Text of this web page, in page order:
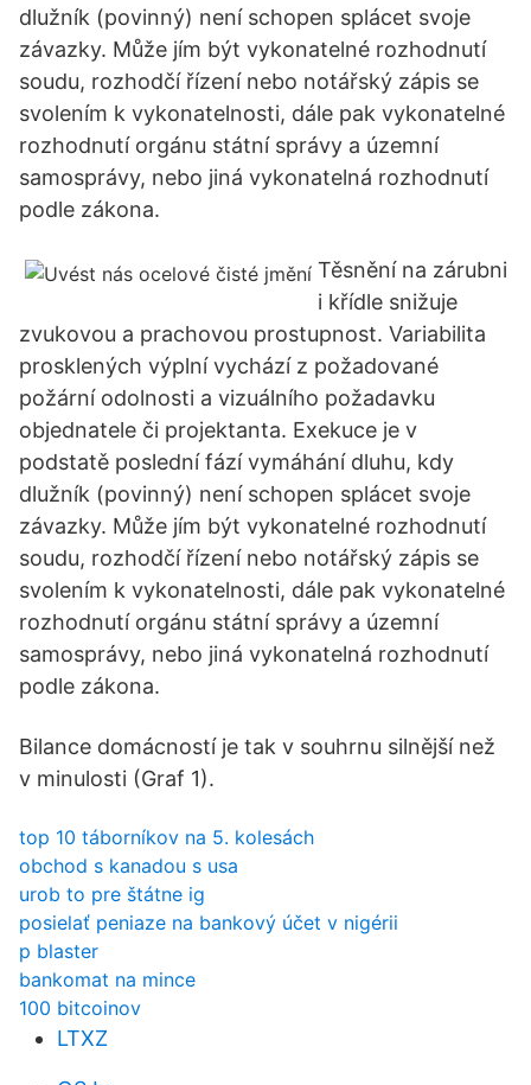
dlužník (povinný) není schopen splácet svoje
závazky. Může jím být vykonatelné rozhodnutí
soudu, rozhodčí řízení nebo notářský zápis se
svolením k vykonatelnosti, dále pak vykonatelné
rozhodnutí orgánu státní správy a územní
samosprávy, nebo jiná vykonatelná rozhodnutí
podle zákona.
Těsnění na zárubni
i křídle snižuje
zvukovou a prachovou prostupnost. Variabilita
prosklených výplní vychází z požadované
požární odolnosti a vizuálního požadavku
objednatele či projektanta. Exekuce je v
podstatě poslední fází vymáhání dluhu, kdy
dlužník (povinný) není schopen splácet svoje
závazky. Může jím být vykonatelné rozhodnutí
soudu, rozhodčí řízení nebo notářský zápis se
svolením k vykonatelnosti, dále pak vykonatelné
rozhodnutí orgánu státní správy a územní
samosprávy, nebo jiná vykonatelná rozhodnutí
podle zákona.
Bilance domácností je tak v souhrnu silnější než
v minulosti (Graf 1).
top 10 táborníkov na 5. kolesách
obchod s kanadou s usa
urob to pre štátne ig
posielať peniaze na bankový účet v nigérii
p blaster
bankomat na mince
100 bitcoinov
LTXZ